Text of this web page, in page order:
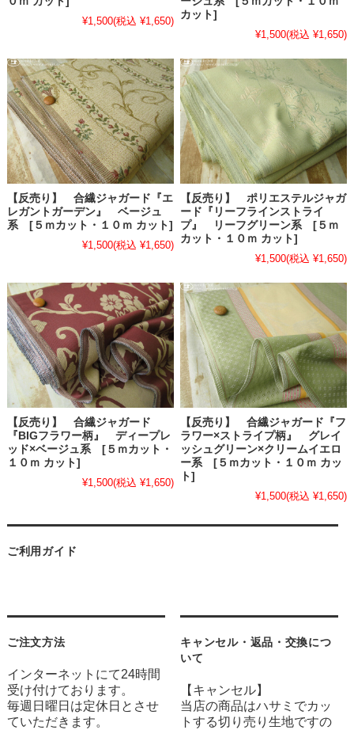
¥1,500(税込 ¥1,650)
カット]
¥1,500(税込 ¥1,650)
【反売り】 合繊ジャガード『エ
レガントガーデン』 ベージュ
系 [５ｍカット・１０ｍ カット]
¥1,500(税込 ¥1,650)
【反売り】 ポリエステルジャガ
ード『リーフラインストライ
プ』 リーフグリーン系 [５ｍ
カット・１０ｍ カット]
¥1,500(税込 ¥1,650)
【反売り】 合繊ジャガード
『BIGフラワー柄』 ディープレ
ッド×ベージュ系 [５ｍカット・
１０ｍ カット]
¥1,500(税込 ¥1,650)
【反売り】 合繊ジャガード『フ
ラワー×ストライプ柄』 グレイ
ッシュグリーン×クリームイエロ
ー系 [５ｍカット・１０ｍ カッ
ト]
¥1,500(税込 ¥1,650)
ご利用ガイド
ご注文方法
インターネットにて24時間
受け付けております。
毎週日曜日は定休日とさせ
ていただきます。
キャンセル・返品・交換につ
いて
【キャンセル】
当店の商品はハサミでカッ
トする切り売り生地ですの